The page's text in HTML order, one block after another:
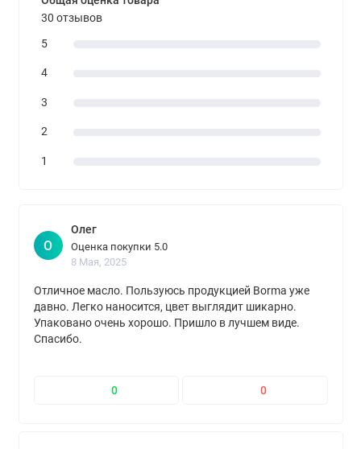
30 отзывов
5
4
3
2
1
О
Олег
Оценка покупки 5.0
8 Мая, 2025
Отличное масло. Пользуюсь продукцией Borma уже
давно. Легко наносится, цвет выглядит шикарно.
Упаковано очень хорошо. Пришло в лучшем виде.
Спасибо.
0 0